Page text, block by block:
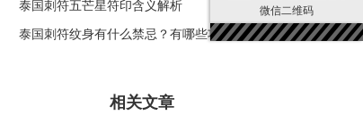
泰国刺符五芒星符印含义解析
泰国刺符纹身有什么禁忌？有哪些功效？
相关文章
微信二维码